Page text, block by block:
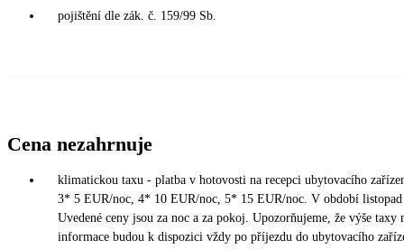
pojištění dle zák. č. 159/99 Sb.
Cena nezahrnuje
klimatickou taxu - platba v hotovosti na recepci ubytovacího
3* 5 EUR/noc, 4* 10 EUR/noc, 5* 15 EUR/noc. V období
Uvedené ceny jsou za noc a za pokoj. Upozorňujeme, že výše
informace budou k dispozici vždy po příjezdu do ubytovacího